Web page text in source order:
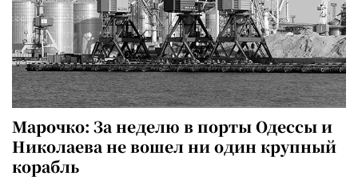
Марочко: За неделю в порты Одессы и
Николаева не вошел ни один крупный
корабль